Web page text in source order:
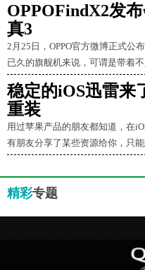
OPPOFindX2发
真3
2月25日，OPPO官方微博正式公
已久的旗舰机来说，可谓是带着不
稳定的iOS迅雷来
重装
用过苹果产品的朋友都知道，在
有朋友分享了某些资源给你，只能
精彩专题